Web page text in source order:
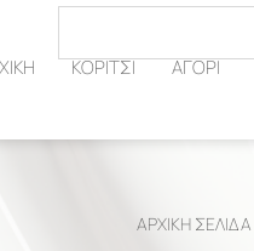
ΚΟΡΙΤΣΙ ΑΓΟΡΙ
ΑΡΧΙΚΉ ΣΕΛΊΔΑ